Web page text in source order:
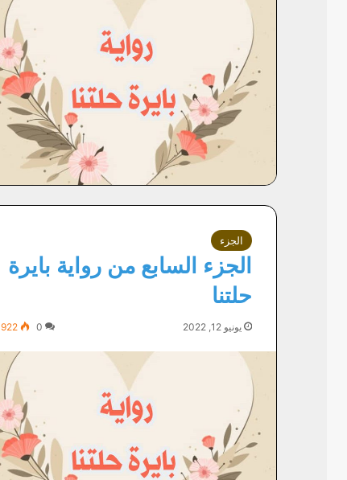
الجزء
الجزء السابع من رواية بايرة
حلتنا
يونيو 12, 2022 0
922